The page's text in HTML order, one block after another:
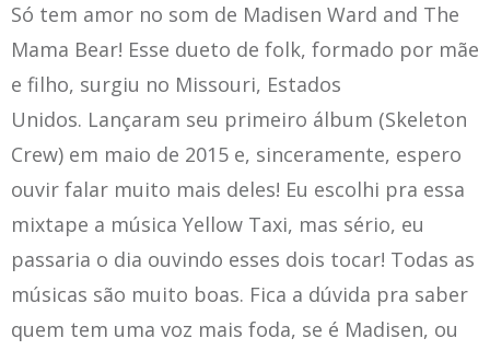
Só tem amor no som de Madisen Ward and The
Mama Bear! Esse dueto de folk, formado por mãe
e filho, surgiu no Missouri, Estados
Unidos. Lançaram seu primeiro álbum (Skeleton
Crew) em maio de 2015 e, sinceramente, espero
ouvir falar muito mais deles! Eu escolhi pra essa
mixtape a música Yellow Taxi, mas sério, eu
passaria o dia ouvindo esses dois tocar! Todas as
músicas são muito boas. Fica a dúvida pra saber
quem tem uma voz mais foda, se é Madisen, ou